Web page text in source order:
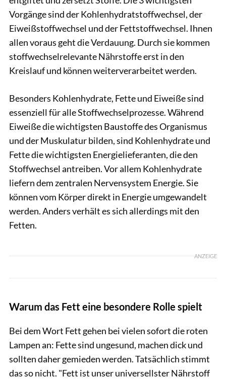
Vorgänge sind der Kohlenhydratstoffwechsel, der
Eiweißstoffwechsel und der Fettstoffwechsel. Ihnen
allen voraus geht die Verdauung. Durch sie kommen
stoffwechselrelevante Nährstoffe erst in den
Kreislauf und können weiterverarbeitet werden.
Besonders Kohlenhydrate, Fette und Eiweiße sind
essenziell für alle Stoffwechselprozesse. Während
Eiweiße die wichtigsten Baustoffe des Organismus
und der Muskulatur bilden, sind Kohlenhydrate und
Fette die wichtigsten Energielieferanten, die den
Stoffwechsel antreiben. Vor allem Kohlenhydrate
liefern dem zentralen Nervensystem Energie. Sie
können vom Körper direkt in Energie umgewandelt
werden. Anders verhält es sich allerdings mit den
Fetten.
ANZEIGE
Warum das Fett eine besondere Rolle spielt
Bei dem Wort Fett gehen bei vielen sofort die roten
Lampen an: Fette sind ungesund, machen dick und
sollten daher gemieden werden. Tatsächlich stimmt
das so nicht. "Fett ist unser universellster Nährstoff